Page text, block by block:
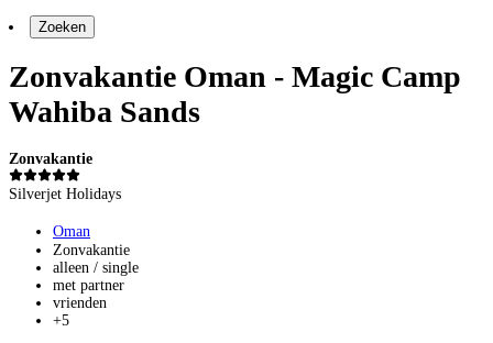
Zoeken
Zonvakantie Oman - Magic Camp
Wahiba Sands
Zonvakantie
Silverjet Holidays
Oman
Zonvakantie
alleen / single
met partner
vrienden
+5